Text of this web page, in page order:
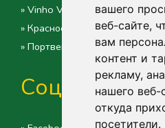
вашего
веб-сайте,
вам
контент и
рекламу,
нашего веб-
откуда
посетители.
» Vinho Verde
» Красное вино
» Портвейн
Социальное